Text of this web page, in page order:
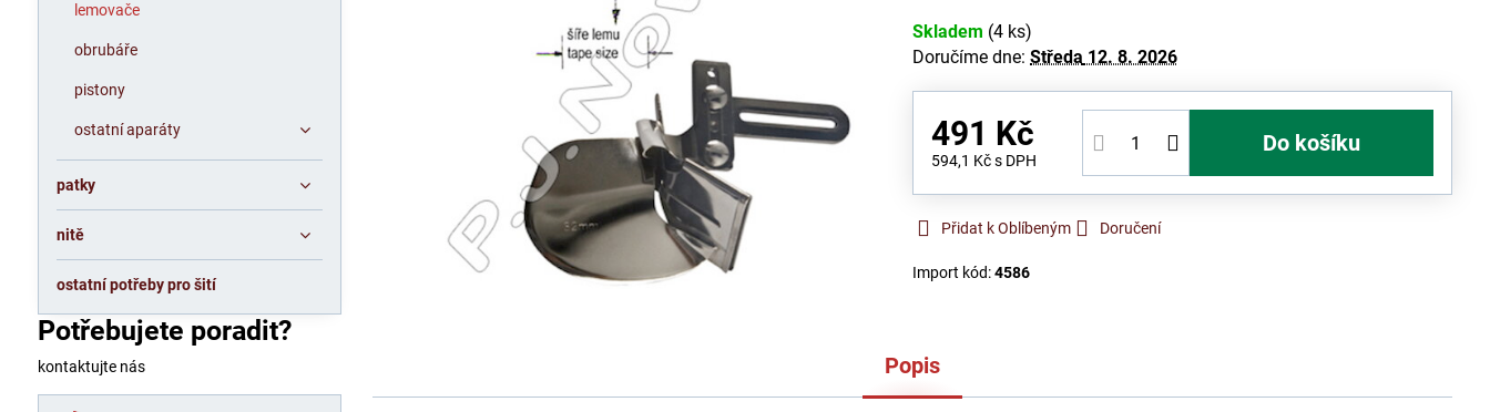
Skladem (4 ks)
Doručíme dne:Středa 12. 8. 2026
491 Kč
594,1 Kčs DPH
Do košíku
Přidat k Oblíbeným Doručení
Import kód:4586
Popis
lemovače
obrubáře
pistony
ostatní aparáty
patky
nitě
ostatní potřeby pro šití
Potřebujete poradit?
kontaktujte nás